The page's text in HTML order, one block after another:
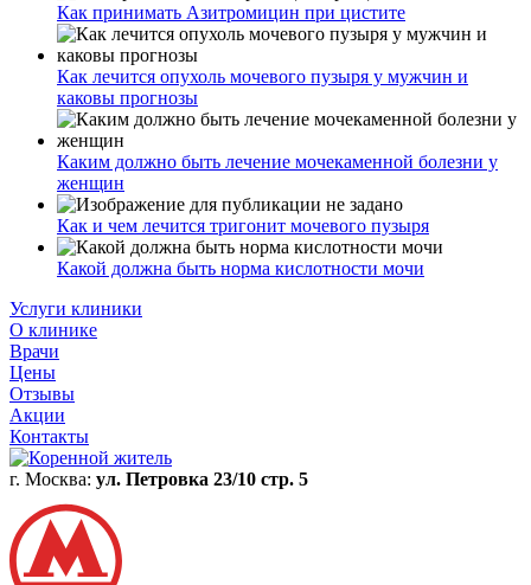
Как принимать Азитромицин при цистите
Как лечится опухоль мочевого пузыря у мужчин и
каковы прогнозы
Каким должно быть лечение мочекаменной болезни у
женщин
Как и чем лечится тригонит мочевого пузыря
Какой должна быть норма кислотности мочи
Услуги клиники
О клинике
Врачи
Цены
Отзывы
Акции
Контакты
г. Москва: ул. Петровка 23/10 стр. 5